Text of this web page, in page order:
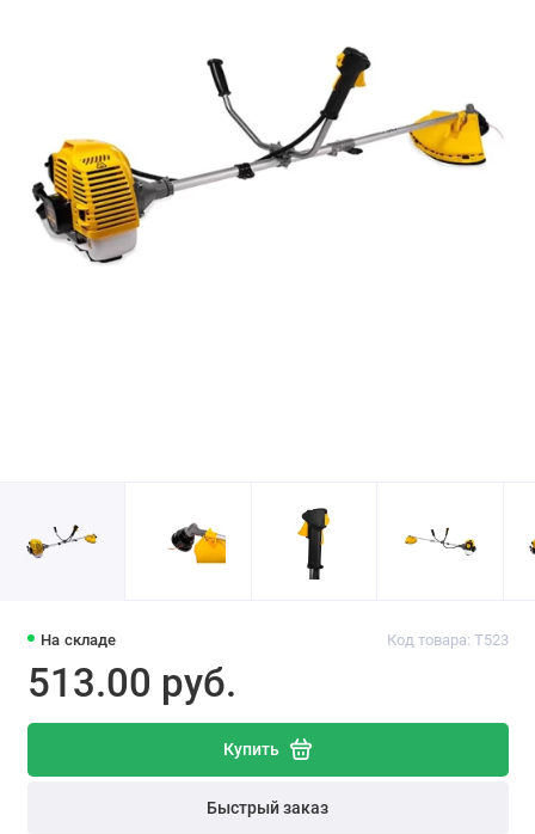
На складе Код товара: T523
513.00 pуб.
Купить
Быстрый заказ